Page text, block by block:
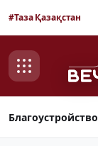
#Таза Қазақстан
Благоустройство